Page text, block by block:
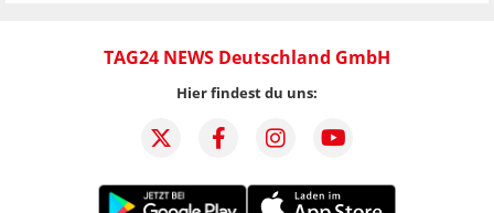
TAG24 NEWS Deutschland GmbH
Hier findest du uns: